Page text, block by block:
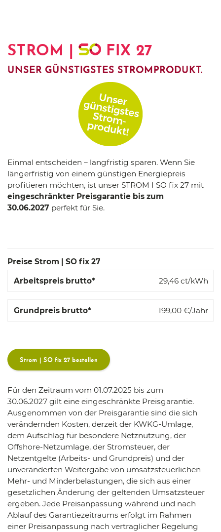
STROM | FIX 27
UNSER GÜNSTIGSTES STROMPRODUKT.
Einmal entscheiden – langfristig sparen. Wenn Sie
längerfristig von einem günstigen Energiepreis
profitieren möchten, ist unser STROM I SO fix 27 mit
eingeschränkter Preisgarantie bis zum
30.06.2027 perfekt für Sie.
Preise Strom | SO fix 27
29,46 ct/kWh
199,00 €/Jahr
Strom | SO fix 27 bestellen
Für den Zeitraum vom 01.07.2025 bis zum
30.06.2027 gilt eine eingeschränkte Preisgarantie.
Ausgenommen von der Preisgarantie sind die sich
verändernden Kosten, derzeit der KWKG-Umlage,
dem Aufschlag für besondere Netznutzung, der
Offshore-Netzumlage, der Stromsteuer, der
Netzentgelte (Arbeits- und Grundpreis) und der
unveränderten Weitergabe von umsatzsteuerlichen
Mehr- und Minderbelastungen, die sich aus einer
gesetzlichen Änderung der geltenden Umsatzsteuer
ergeben. Jede Preisanpassung während und nach
Ablauf des Garantiezeitraums erfolgt im Rahmen
einer Preisanpassung nach vertraglicher Regelung